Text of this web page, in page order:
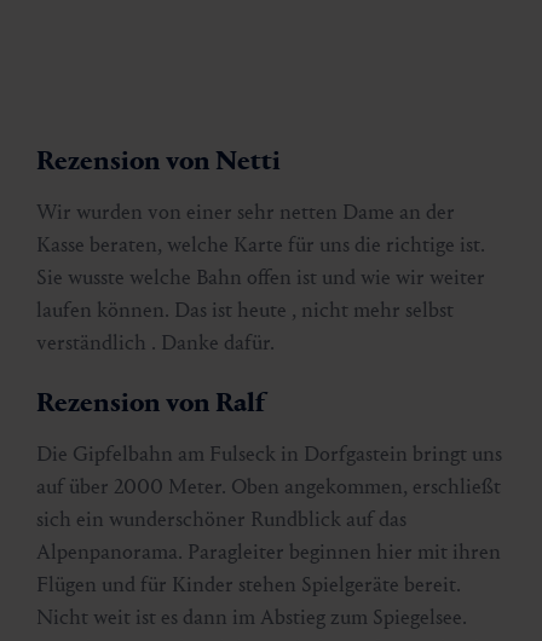
Rezension von Netti
Wir wurden von einer sehr netten Dame an der
Kasse beraten, welche Karte für uns die richtige ist.
Sie wusste welche Bahn offen ist und wie wir weiter
laufen können. Das ist heute , nicht mehr selbst
verständlich . Danke dafür.
Rezension von Ralf
Die Gipfelbahn am Fulseck in Dorfgastein bringt uns
auf über 2000 Meter. Oben angekommen, erschließt
sich ein wunderschöner Rundblick auf das
Alpenpanorama. Paragleiter beginnen hier mit ihren
Flügen und für Kinder stehen Spielgeräte bereit.
Nicht weit ist es dann im Abstieg zum Spiegelsee.